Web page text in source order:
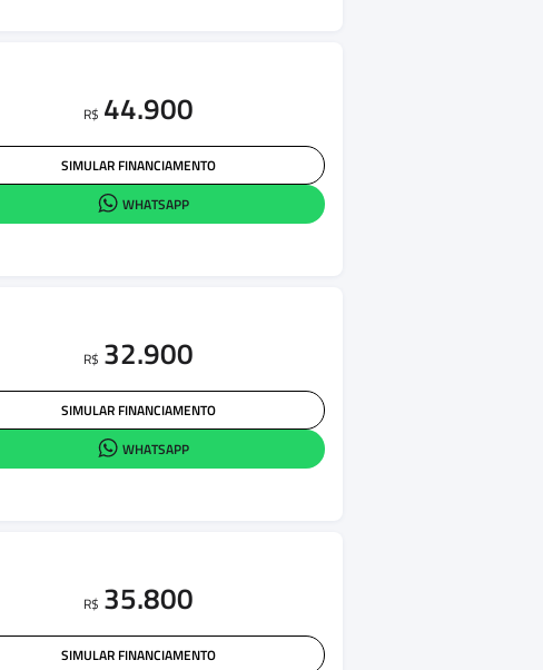
R$ 44.900
SIMULAR FINANCIAMENTO
WHATSAPP
R$ 32.900
SIMULAR FINANCIAMENTO
WHATSAPP
R$ 35.800
SIMULAR FINANCIAMENTO